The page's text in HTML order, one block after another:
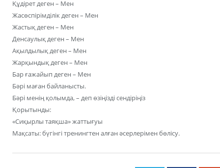
Құдірет деген – Мен
Жасөспірімділік деген – Мен
Жастық деген – Мен
Денсаулық деген – Мен
Ақылдылық деген – Мен
Жарқындық деген – Мен
Бар ғажайып деген – Мен
Бәрі маған байланысты.
Бәрі менің қолымда, – деп өзіңізді сендіріңіз
Қорытынды:
«Сиқырлы таяқша» жаттығуы
Мақсаты: бүгінгі тренингтен алған әсерлерімен бөлісу.